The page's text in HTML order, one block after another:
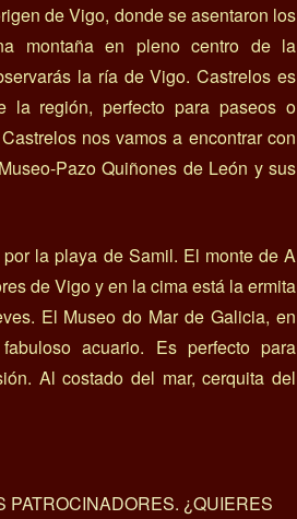
de Vigo, donde se asentaron los
montaña en pleno centro de la
la ría de Vigo. Castrelos es
la región, perfecto para paseos o
nos vamos a encontrar con
Pazo Quiñones de León y sus
la playa de Samil. El monte de A
de Vigo y en la cima está la ermita
El Museo do Mar de Galicia, en
acuario. Es perfecto para
Al costado del mar, cerquita del
PATROCINADORES. ¿QUIERES